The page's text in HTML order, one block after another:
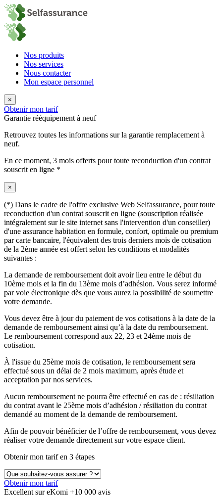
Nos produits
Nos services
Nous contacter
Mon espace personnel
×
Obtenir mon tarif
Garantie rééquipement à neuf
Retrouvez toutes les informations sur la garantie remplacement à
neuf.
En ce moment, 3 mois offerts pour toute reconduction d'un contrat
souscrit en ligne *
×
(*) Dans le cadre de l'offre exclusive Web Selfassurance, pour toute
reconduction d'un contrat souscrit en ligne (souscription réalisée
intégralement sur le site internet sans l'intervention d'un conseiller)
d'une assurance habitation en formule, confort, optimale ou premium
par carte bancaire, l'équivalent des trois derniers mois de cotisation
de la 2ème année est offert selon les conditions et modalités
suivantes :
La demande de remboursement doit avoir lieu entre le début du
10ème mois et la fin du 13ème mois d’adhésion. Vous serez informé
par voie électronique dès que vous aurez la possibilité de soumettre
votre demande.
Vous devez être à jour du paiement de vos cotisations à la date de la
demande de remboursement ainsi qu’à la date du remboursement.
Le remboursement correspond aux 22, 23 et 24ème mois de
cotisation.
À l'issue du 25ème mois de cotisation, le remboursement sera
effectué sous un délai de 2 mois maximum, après étude et
acceptation par nos services.
Aucun remboursement ne pourra être effectué en cas de : résiliation
du contrat avant le 25ème mois d’adhésion / résiliation du contrat
demandé au moment de la demande de remboursement.
Afin de pouvoir bénéficier de l’offre de remboursement, vous devez
réaliser votre demande directement sur votre espace client.
Obtenir mon tarif en 3 étapes
Obtenir mon tarif
Excellent sur eKomi +10 000 avis